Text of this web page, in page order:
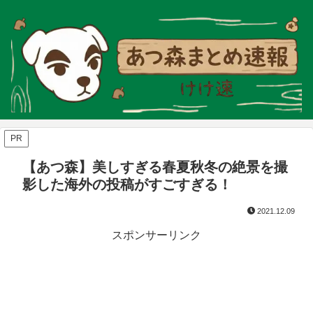
PR
【あつ森】美しすぎる春夏秋冬の絶景を撮
影した海外の投稿がすごすぎる！
2021.12.09
スポンサーリンク